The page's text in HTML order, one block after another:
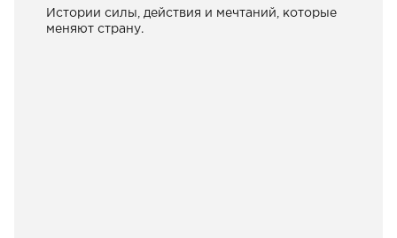
Истории силы, действия и мечтаний, которые
меняют страну.